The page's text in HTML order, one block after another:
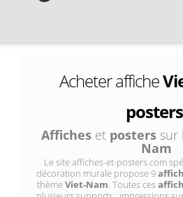
Acheter affiche
Affiches et posters sur
Nam
Le site affiches-et-posters.com
décoration murale propose 9
thèmeViet-Nam. Toutes ces